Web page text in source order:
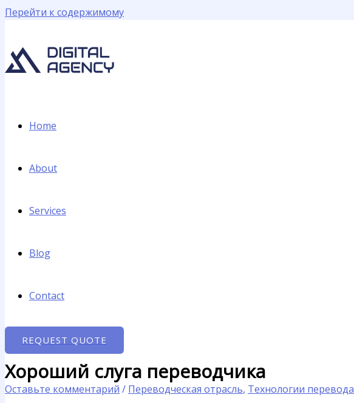
Перейти к содержимому
Home
About
Services
Blog
Contact
REQUEST QUOTE
Хороший слуга переводчика
Оставьте комментарий / Переводческая отрасль, Технологии перевода